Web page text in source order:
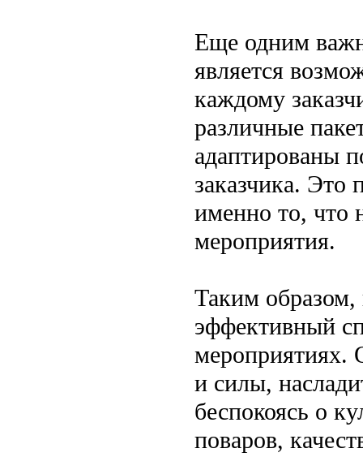
Еще одним
является
каждому
различные
адаптированы
заказчика. Это
именно то, что
мероприятия.
Таким образом,
эффективный
мероприятиях.
и силы,
беспокоясь о
поваров,